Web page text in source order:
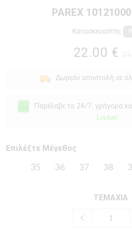
PAREX
Κατασκευαστής
22.00 €
Δωρεάν αποστολή σε
Παρέλαβε το 24/7, γρήγορα
Locker!
Eπιλέξτε Μέγεθος
35 36 37 38
ΤΕΜΑΧΙΑ